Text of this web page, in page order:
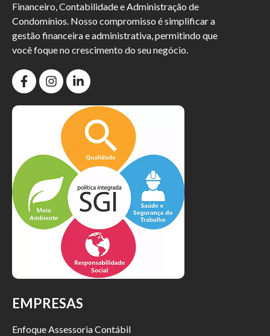
Financeiro, Contabilidade e Administração de
Condomínios. Nosso compromisso é simplificar a
gestão financeira e administrativa, permitindo que
você foque no crescimento do seu negócio.
EMPRESAS
Enfoque Assessoria Contábil